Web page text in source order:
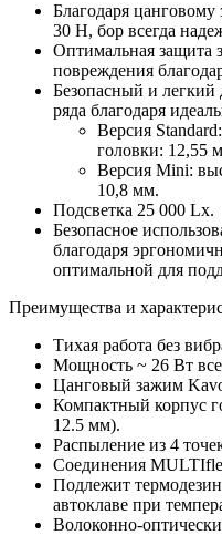
Благодаря
30 Н, бор всегда
Оптимальная защита
повреждения
Безопасный и легкий
ряда благодаря
Версия
головки: 12,55
Версия Mini:
10,8 мм.
Подсветка 25 000 Lx.
Безопасное
благодаря
оптимальной для
Преимущества и
Тихая работа без
Мощность ~ 26 Вт
Цанговый зажим
Компактный корпус
12.5 мм).
Распыление из 4
Соединения
Подлежит
автоклаве при
Волоконно-